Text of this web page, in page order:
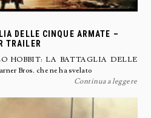
DELLE CINQUE ARMATE –
TRAILER
HOBBIT: LA BATTAGLIA DELLE
Bros. che ne ha svelato
Continua a leggere